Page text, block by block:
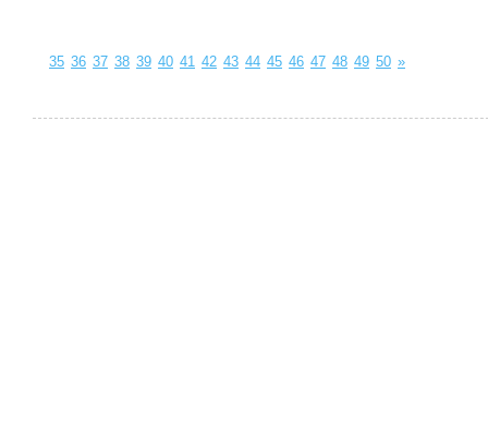
35 36 37 38 39 40 41 42 43 44 45 46 47 48 49 50 »